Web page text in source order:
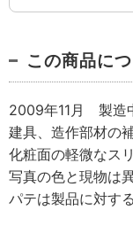
この商品に
2009年11月 製造
建具、造作部材の
化粧面の軽微なス
写真の色と現物は
パテは製品に対す